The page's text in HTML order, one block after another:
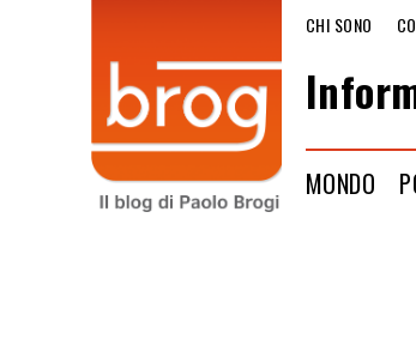
CHI SONO
MONDO